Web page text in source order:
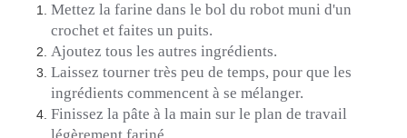
Mettez la farine dans le bol du robot muni d'un
crochet et faites un puits.
Ajoutez tous les autres ingrédients.
Laissez tourner très peu de temps, pour que les
ingrédients commencent à se mélanger.
Finissez la pâte à la main sur le plan de travail